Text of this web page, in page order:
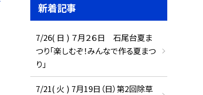
新着記事
7/26( 日 ) ７月２６日 石尾台夏ま
つり「楽しむぞ！みんなで作る夏まつ
り」
7/21( 火 ) 7月19日（日）第2回除草